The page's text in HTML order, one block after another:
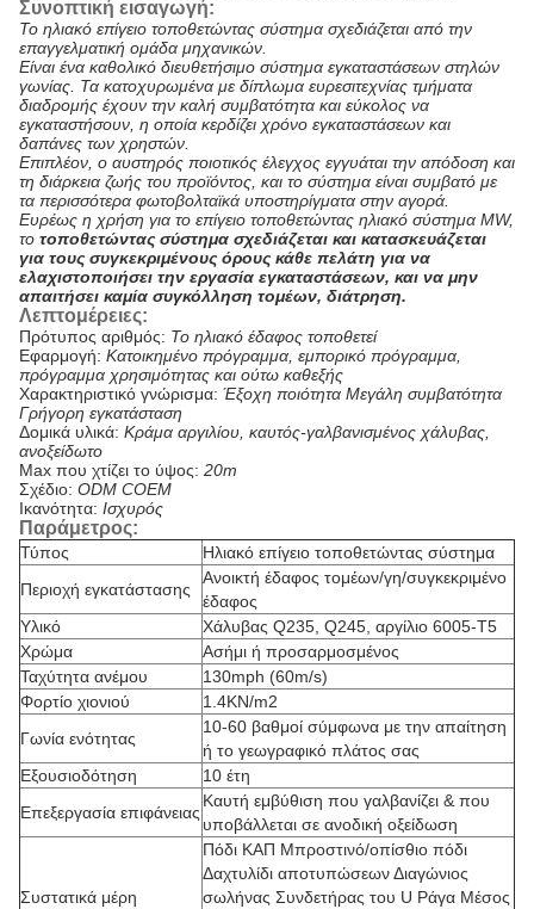
Συνοπτική εισαγωγή:
Το ηλιακό επίγειο τοποθετώντας σύστημα σχεδιάζεται από την
επαγγελματική ομάδα μηχανικών.
Είναι ένα καθολικό διευθετήσιμο σύστημα εγκαταστάσεων στηλών
γωνίας. Τα κατοχυρωμένα με δίπλωμα ευρεσιτεχνίας τμήματα
διαδρομής έχουν την καλή συμβατότητα και εύκολος να
εγκαταστήσουν, η οποία κερδίζει χρόνο εγκαταστάσεων και
δαπάνες των χρηστών.
Επιπλέον, ο αυστηρός ποιοτικός έλεγχος εγγυάται την απόδοση και
τη διάρκεια ζωής του προϊόντος, και το σύστημα είναι συμβατό με
τα περισσότερα φωτοβολταϊκά υποστηρίγματα στην αγορά.
Ευρέως η χρήση για το επίγειο τοποθετώντας ηλιακό σύστημα MW,
το τοποθετώντας σύστημα σχεδιάζεται και κατασκευάζεται
για τους συγκεκριμένους όρους κάθε πελάτη για να
ελαχιστοποιήσει την εργασία εγκαταστάσεων, και να μην
απαιτήσει καμία συγκόλληση τομέων, διάτρηση.
Λεπτομέρειες:
Πρότυπος αριθμός: Το ηλιακό έδαφος τοποθετεί
Εφαρμογή: Κατοικημένο πρόγραμμα, εμπορικό πρόγραμμα,
πρόγραμμα χρησιμότητας και ούτω καθεξής
Χαρακτηριστικό γνώρισμα: Έξοχη ποιότητα Μεγάλη συμβατότητα
Γρήγορη εγκατάσταση
Δομικά υλικά: Κράμα αργιλίου, καυτός-γαλβανισμένος χάλυβας,
ανοξείδωτο
Max που χτίζει το ύψος: 20m
Σχέδιο: ODM COEM
Ικανότητα: Ισχυρός
Παράμετρος:
Τύπος
Ηλιακό επίγειο τοποθετώντας σύστημα
Περιοχή εγκατάστασης
Ανοικτή έδαφος τομέων/γη/συγκεκριμένο
έδαφος
Υλικό
Χάλυβας Q235, Q245, αργίλιο 6005-T5
Χρώμα
Ασήμι ή προσαρμοσμένος
Ταχύτητα ανέμου
130mph (60m/s)
Φορτίο χιονιού
1.4KN/m2
Γωνία ενότητας
10-60 βαθμοί σύμφωνα με την απαίτηση
ή το γεωγραφικό πλάτος σας
Εξουσιοδότηση
10 έτη
Επεξεργασία επιφάνειας
Καυτή εμβύθιση που γαλβανίζει & που
υποβάλλεται σε ανοδική οξείδωση
Συστατικά μέρη
Πόδι ΚΑΠ Μπροστινό/οπίσθιο πόδι
Δαχτυλίδι αποτυπώσεων Διαγώνιος
σωλήνας Συνδετήρας του U Ράγα Μέσος